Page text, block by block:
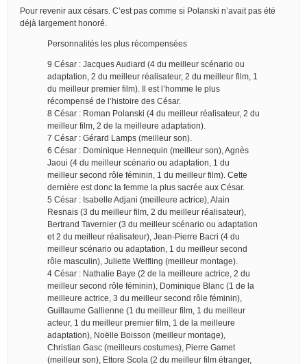
Pour revenir aux césars. C’est pas comme si Polanski n’avait pas été
déjà largement honoré.
Personnalités les plus récompensées
9 César : Jacques Audiard (4 du meilleur scénario ou
adaptation, 2 du meilleur réalisateur, 2 du meilleur film, 1
du meilleur premier film). Il est l’homme le plus
récompensé de l’histoire des César.
8 César : Roman Polanski (4 du meilleur réalisateur, 2 du
meilleur film, 2 de la meilleure adaptation).
7 César : Gérard Lamps (meilleur son).
6 César : Dominique Hennequin (meilleur son), Agnès
Jaoui (4 du meilleur scénario ou adaptation, 1 du
meilleur second rôle féminin, 1 du meilleur film). Cette
dernière est donc la femme la plus sacrée aux César.
5 César : Isabelle Adjani (meilleure actrice), Alain
Resnais (3 du meilleur film, 2 du meilleur réalisateur),
Bertrand Tavernier (3 du meilleur scénario ou adaptation
et 2 du meilleur réalisateur), Jean-Pierre Bacri (4 du
meilleur scénario ou adaptation, 1 du meilleur second
rôle masculin), Juliette Welfling (meilleur montage).
4 César : Nathalie Baye (2 de la meilleure actrice, 2 du
meilleur second rôle féminin), Dominique Blanc (1 de la
meilleure actrice, 3 du meilleur second rôle féminin),
Guillaume Gallienne (1 du meilleur film, 1 du meilleur
acteur, 1 du meilleur premier film, 1 de la meilleure
adaptation), Noëlle Boisson (meilleur montage),
Christian Gasc (meilleurs costumes), Pierre Gamet
(meilleur son), Ettore Scola (2 du meilleur film étranger,